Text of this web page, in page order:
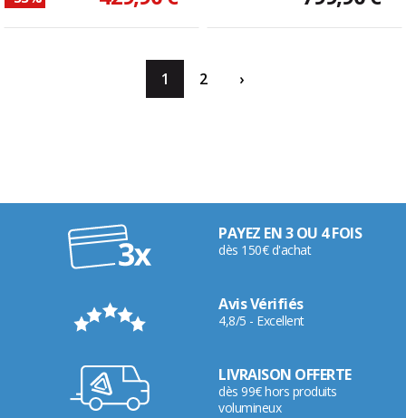
1 2 ›
PAYEZ EN 3 OU 4 FOIS
dès 150€ d'achat
Avis Vérifiés
4,8/5 - Excellent
LIVRAISON OFFERTE
dès 99€ hors produits
volumineux